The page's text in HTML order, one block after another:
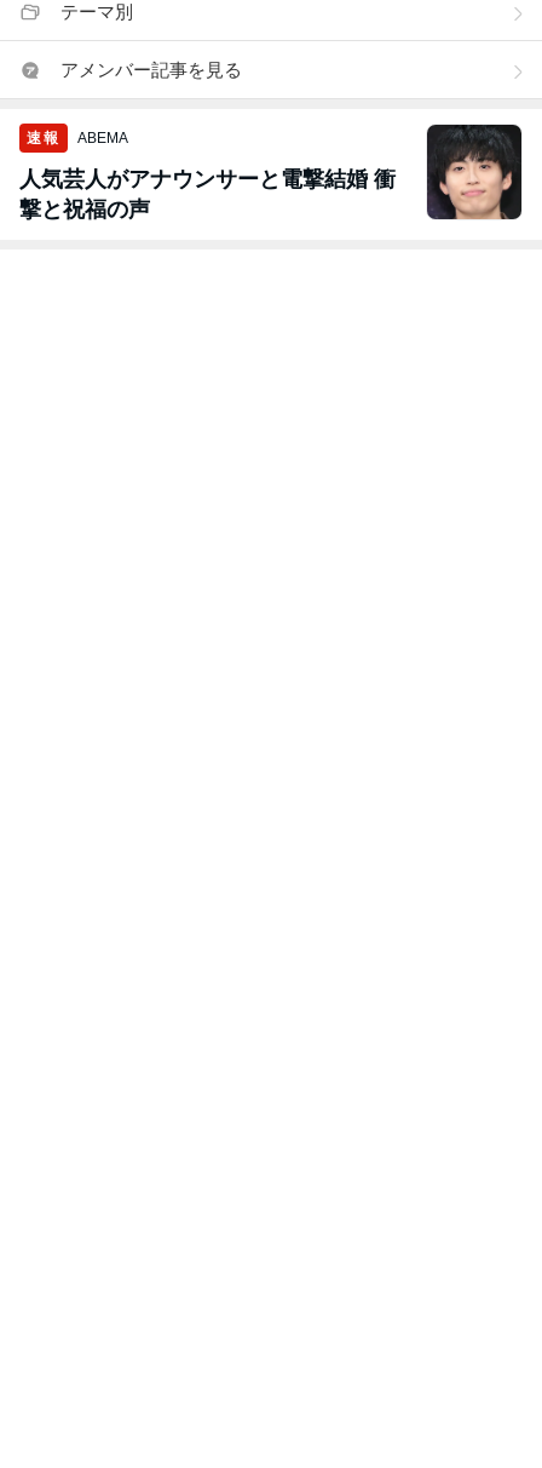
テーマ別
アメンバー記事を見る
速報 ABEMA
人気芸人がアナウンサーと電撃結婚 衝
撃と祝福の声